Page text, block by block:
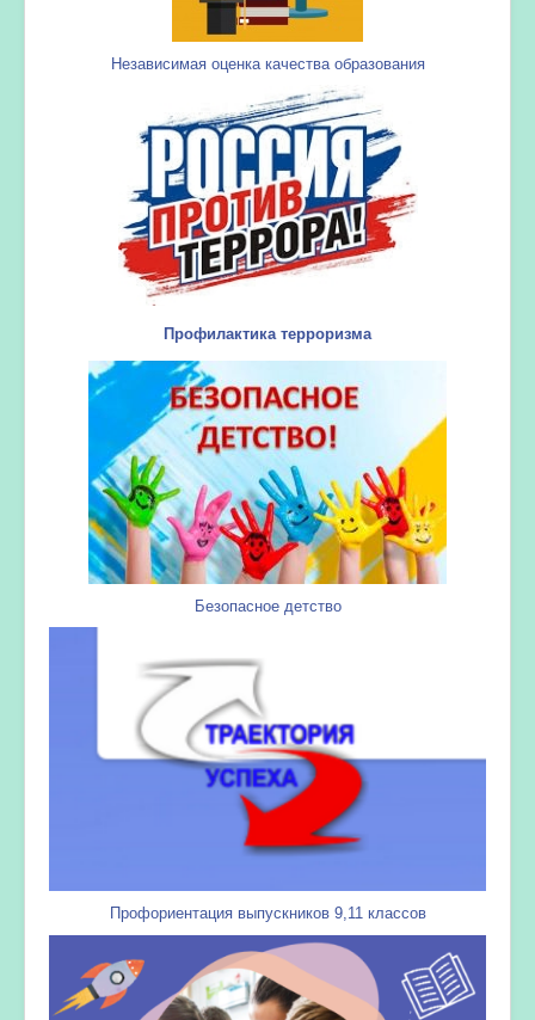
Независимая оценка качества образования
Профилактика терроризма
Безопасное детство
Профориентация выпускников 9,11 классов